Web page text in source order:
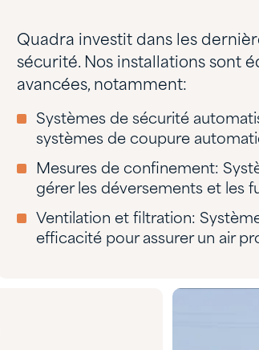
Quadra investit dans les
sécurité. Nos installations sont
avancées, notamment:
Systèmes de sécurité
systèmes de coupure
Mesures de confinement:
gérer les déversements et les
Ventilation et filtration:
efficacité pour assurer un air